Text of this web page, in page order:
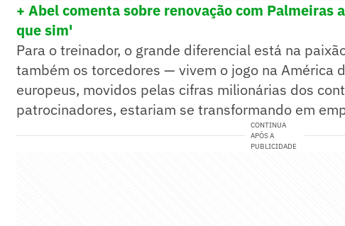
+ Abel comenta sobre renovação com Palmeiras
que sim'
Para o treinador, o grande diferencial está na
também os torcedores — vivem o jogo na América
europeus, movidos pelas cifras milionárias dos
patrocinadores, estariam se transformando em
CONTINUA
APÓS A
PUBLICIDADE